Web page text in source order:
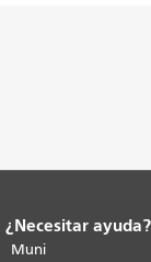
Fin del contenido de
de esta página se
¿Necesitar ayuda?
Muni